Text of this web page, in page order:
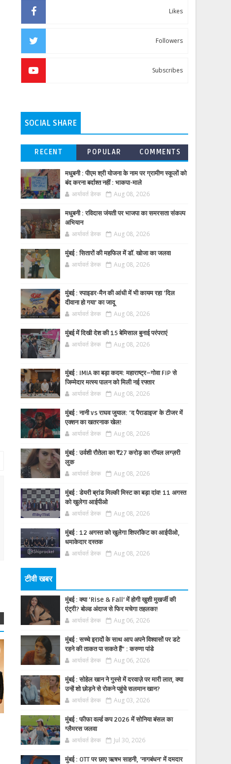
Likes
Followers
Subscribes
SOCIAL SHARE
RECENT POPULAR COMMENTS
मधुबनी : पीएम श्री योजना के नाम पर ग्रामीण स्कूलों को
बंद करना बर्दाश्त नहीं : भाकपा-माले
आर्यावर्त डेस्क Aug 08, 2026
मधुबनी : रविदास जंयती पर भाजपा का समरसता संकल्प
अभियान
आर्यावर्त डेस्क Aug 08, 2026
मुंबई : सितारों की महफिल में डॉ. खोजा का जलवा
आर्यावर्त डेस्क Aug 08, 2026
मुंबई : स्पाइडर-मैन की आंधी में भी कायम रहा ‘दिल
दीवाना हो गया’ का जादू
आर्यावर्त डेस्क Aug 08, 2026
मुंबई में दिखी देश की 15 बेमिसाल बुनाई परंपराएं
आर्यावर्त डेस्क Aug 08, 2026
मुंबई : IMIA का बड़ा कदम: महाराष्ट्र–गोवा FIP से
जिम्मेदार मत्स्य पालन को मिली नई रफ्तार
आर्यावर्त डेस्क Aug 08, 2026
मुंबई : नानी vs राघव जुयाल: ‘द पैराडाइज’ के टीजर में
एक्शन का खतरनाक खेल!
आर्यावर्त डेस्क Aug 08, 2026
मुंबई : उर्वशी रौतेला का ₹27 करोड़ का रॉयल लग्ज़री
लुक
आर्यावर्त डेस्क Aug 08, 2026
मुंबई : डेयरी ब्रांड मिल्की मिस्ट का बड़ा दांव! 11 अगस्त
को खुलेगा आईपीओ
आर्यावर्त डेस्क Aug 08, 2026
मुंबई : 12 अगस्त को खुलेगा शिपरॉकेट का आईपीओ,
धमाकेदार दस्तक
आर्यावर्त डेस्क Aug 08, 2026
टीवी खबर
मुंबई : क्या ‘Rise & Fall’ में होगी खुशी मुखर्जी की
एंट्री? बोल्ड अंदाज से फिर मचेगा तहलका!
आर्यावर्त डेस्क Aug 06, 2026
मुंबई : सच्चे इरादों के साथ आप अपने विश्वासों पर डटे
रहने की ताकत पा सकते हैं” : करुणा पांडे
आर्यावर्त डेस्क Aug 06, 2026
मुंबई : सोहेल खान ने गुस्से में दरवाज़े पर मारी लात, क्या
उन्हें शो छोड़ने से रोकने पहुंचे सलमान खान?
आर्यावर्त डेस्क Aug 03, 2026
मुंबई : फीफा वर्ल्ड कप 2026 में सोनिया बंसल का
ग्लैमरस जलवा
आर्यावर्त डेस्क Jul 30, 2026
मुंबई : OTT पर छाए ऋषभ साहनी, 'नागबंधन' में दमदार